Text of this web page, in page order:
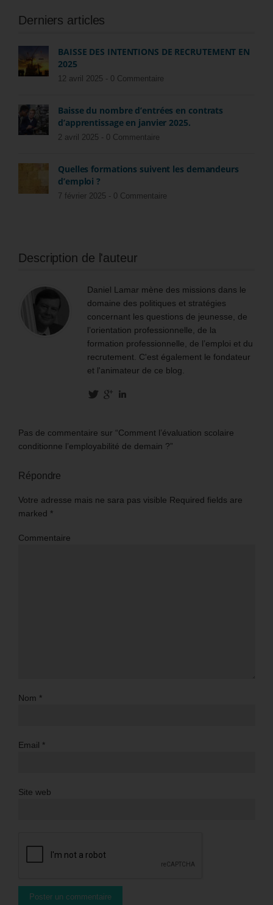
Derniers articles
BAISSE DES INTENTIONS DE RECRUTEMENT EN
2025
12 avril 2025 - 0 Commentaire
Baisse du nombre d’entrées en contrats
d’apprentissage en janvier 2025.
2 avril 2025 - 0 Commentaire
Quelles formations suivent les demandeurs
d’emploi ?
7 février 2025 - 0 Commentaire
Description de l'auteur
Daniel Lamar mène des missions dans le
domaine des politiques et stratégies
concernant les questions de jeunesse, de
l’orientation professionnelle, de la
formation professionnelle, de l’emploi et du
recrutement. C'est également le fondateur
et l'animateur de ce blog.
Pas de commentaire sur “Comment l’évaluation scolaire
conditionne l’employabilité de demain ?”
Répondre
Votre adresse mais ne sara pas visible Required fields are
marked *
Commentaire
Nom *
Email *
Site web